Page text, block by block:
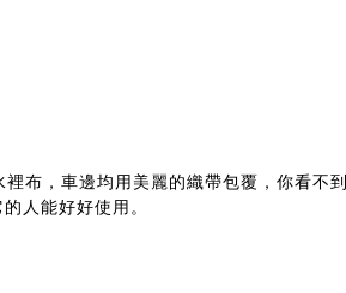
布，車邊均用美麗的織帶包覆，你看不
人能好好使用。